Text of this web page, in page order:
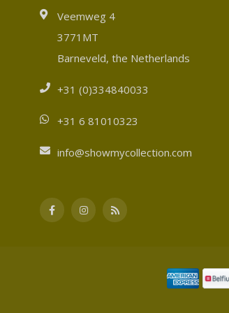
Veemweg 4
3771MT
Barneveld, the Netherlands
+31 (0)334840033
+31 6 81010323
info@showmycollection.com